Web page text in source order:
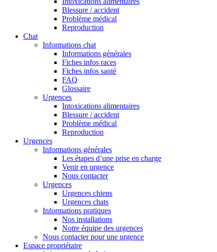
Blessure / accident
Problème médical
Reproduction
Chat
Informations chat
Informations générales
Fiches infos races
Fiches infos santé
FAQ
Glossaire
Urgences
Intoxications alimentaires
Blessure / accident
Problème médical
Reproduction
Urgences
Informations générales
Les étapes d’une prise en charge
Venir en urgence
Nous contacter
Urgences
Urgences chiens
Urgences chats
Informations pratiques
Nos installations
Notre équipe des urgences
Nous contacter pour une urgence
Espace propriétaire